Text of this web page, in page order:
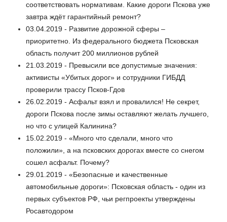
соответствовать нормативам. Какие дороги Пскова уже
завтра ждёт гарантийный ремонт?
03.04.2019 - Развитие дорожной сферы –
приоритетно. Из федерального бюджета Псковская
область получит 200 миллионов рублей
21.03.2019 - Превысили все допустимые значения:
активисты «Убитых дорог» и сотрудники ГИБДД
проверили трассу Псков-Гдов
26.02.2019 - Асфальт взял и провалился! Не секрет,
дороги Пскова после зимы оставляют желать лучшего,
но что с улицей Калинина?
15.02.2019 - «Много что сделали, много что
положили», а на псковских дорогах вместе со снегом
сошел асфальт. Почему?
29.01.2019 - «Безопасные и качественные
автомобильные дороги»: Псковская область - один из
первых субъектов РФ, чьи регпроекты утверждены
Росавтодором